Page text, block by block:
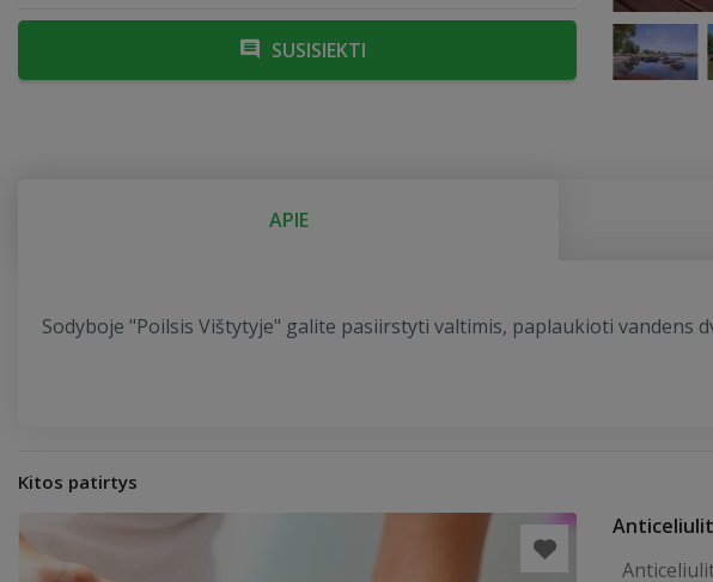
SUSISIEKTI
APIE
Sodyboje "Poilsis Vištytyje" galite pasiirstyti valtimis, paplaukioti vandens
Kitos patirtys